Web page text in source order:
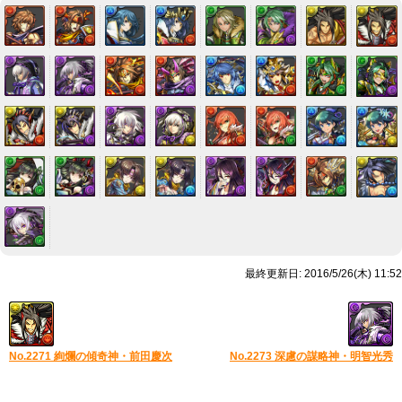
最終更新日: 2016/5/26(木) 11:52
No.2271 絢爛の傾奇神・前田慶次 No.2273 深慮の謀略神・明智光秀